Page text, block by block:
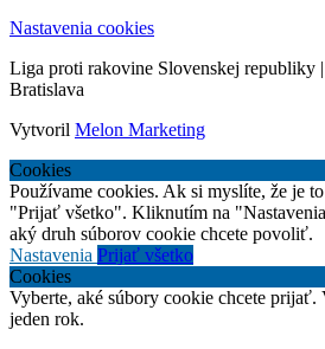
Nastavenia cookies
Liga proti rakovine Slovenskej republiky
Bratislava
Vytvoril Melon Marketing
Cookies
Používame cookies. Ak si myslíte, že je
"Prijať všetko". Kliknutím na
aký druh súborov cookie chcete povoliť.
Nastavenia Prijať všetko
Cookies
Vyberte, aké súbory cookie chcete prijať.
jeden rok.